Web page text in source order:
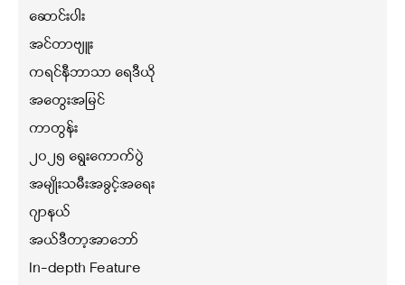
ဆောင်းပါး
အင်တာဗျူး
ကရင်နီဘာသာ ရေဒီယို
အတွေးအမြင်
ကာတွန်း
၂၀၂၅ ရွေးကောက်ပွဲ
အမျိုးသမီးအခွင့်အရေး
ဂျာနယ်
အယ်ဒီတာ့အာဘော်
In-depth Feature